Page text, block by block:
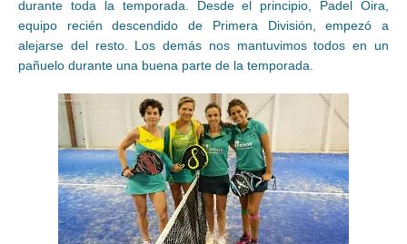
durante toda la temporada. Desde el principio, Padel Oira,
equipo recién descendido de Primera División, empezó a
alejarse del resto. Los demás nos mantuvimos todos en un
pañuelo durante una buena parte de la temporada.